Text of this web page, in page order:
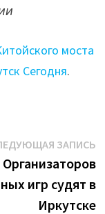
моста
Сегодня.
ЗАПИСЬ
Организаторов
игр судят в
Иркутске